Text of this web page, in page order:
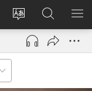
Changer
langue
Se
connecter
(ouvre
nouvelle
sur
JW.ORG